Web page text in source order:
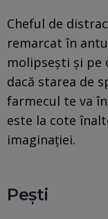
Cheful de
remarcat în
molipsești și pe
dacă starea de
farmecul te va
este la cote
imaginației.
Pești